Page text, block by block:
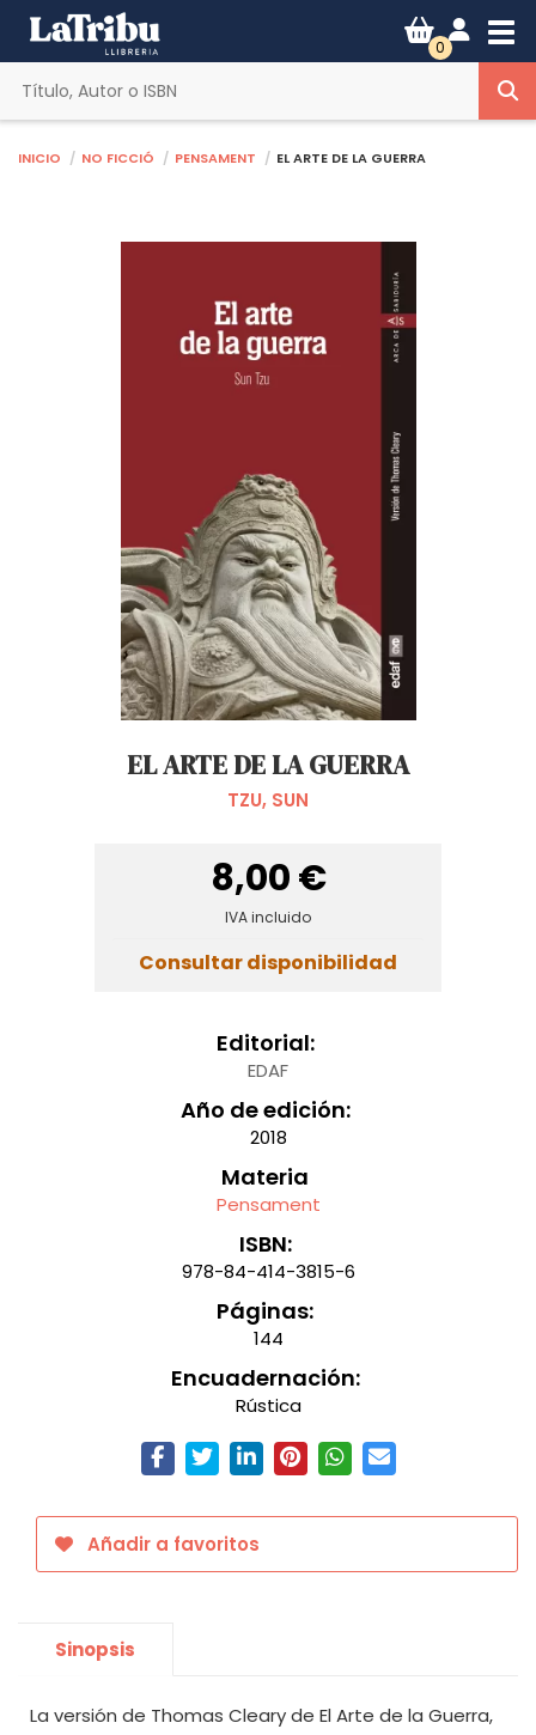
0
Inicio No ficció Pensament EL ARTE DE LA GUERRA
EL ARTE DE LA GUERRA
TZU, SUN
8,00 €
IVA incluido
Consultar disponibilidad
Editorial:
EDAF
Año de edición:
2018
Materia
Pensament
ISBN:
978-84-414-3815-6
Páginas:
144
Encuadernación:
Rústica
Añadir a favoritos
Sinopsis
La versión de Thomas Cleary de El Arte de la Guerra,